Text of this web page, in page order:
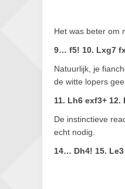
Het was beter om
9… f5! 10. Lxg7
Natuurlijk, je
de witte lopers
11. Lh6 exf3+
De instinctieve
echt nodig.
14… Dh4! 15.